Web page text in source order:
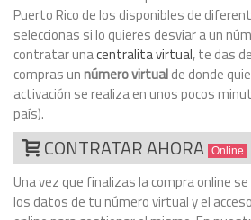
Puerto Rico de los disponibles de
seleccionas si lo quieres desviar a un
contratar unacentralita virtual, te das
compras unnúmero virtualde donde
activación se realiza en unos pocos
país).
CONTRATAR AHORA Online
Una vez que finalizas la compra online
los datos de tu número virtual y el